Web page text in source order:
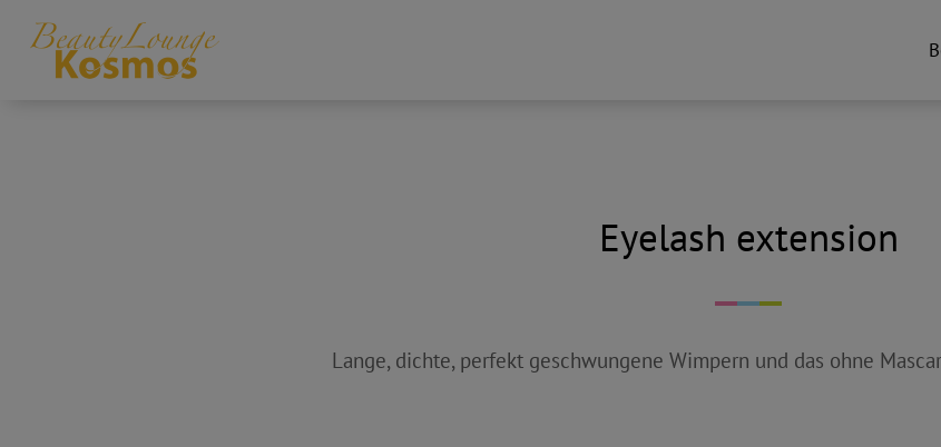
Eyelash extension
Lange, dichte, perfekt geschwungene Wimpern und das ohne